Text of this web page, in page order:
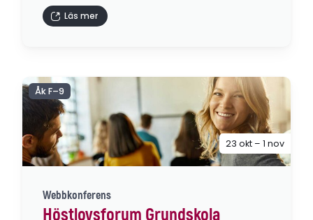
Läs mer
Webbkonferens
Höstlovsforum Grundskola
Åk F–9
23 okt – 1 nov